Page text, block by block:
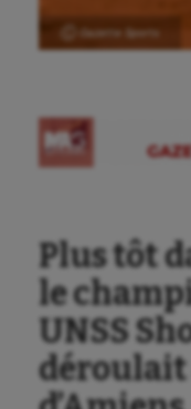
Balle à la
Ballon au
Baseball
Billard
Ⓒ Gazette Sports
Plus tôt
le
UNSS
déroulait